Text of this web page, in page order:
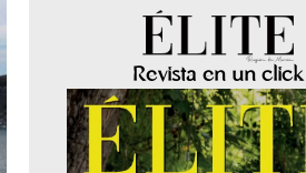
Revista en un click